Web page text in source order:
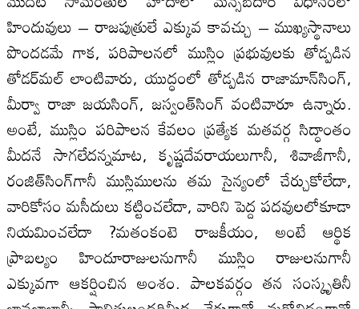
హిందువులు – రాజపుత్రులే ఎక్కువ కావచ్చు – ముఖ్యస్థానాలు
పొందడమే గాక, పరిపాలనలో ముస్లిం ప్రభువులకు తోడ్పడిన
తోడర్‌మల్‌ లాంటివారు, యుద్ధంలో తోడ్పడిన రాజామాన్‌సింగ్‌,
మీర్వా రాజా జయసింగ్‌, జస్వంత్‌సింగ్‌ వంటివారూ ఉన్నారు.
అంటే, ముస్లిం పరిపాలన కేవలం ప్రత్యేక మతవర్గ సిద్ధాంతం
మీదనే సాగలేదన్నమాట, కృష్ణదేవరాయలుగానీ, శివాజీగానీ,
రంజిత్‌సింగ్‌గానీ ముస్లిములను తమ సైన్యంలో చేర్చుకోలేదా,
వారికోసం మసీదులు కట్టించలేదా, వారిని పెద్ద పదవులలోకూడా
నియమించలేదా ?మతంకంటె రాజకీయం, అంటే ఆర్థిక
ప్రాబల్యం హిందూరాజులనుగానీ ముస్లిం రాజులనుగానీ
ఎక్కువగా ఆకర్షించిన అంశం. పాలకవర్గం తన సంస్కృతినీ